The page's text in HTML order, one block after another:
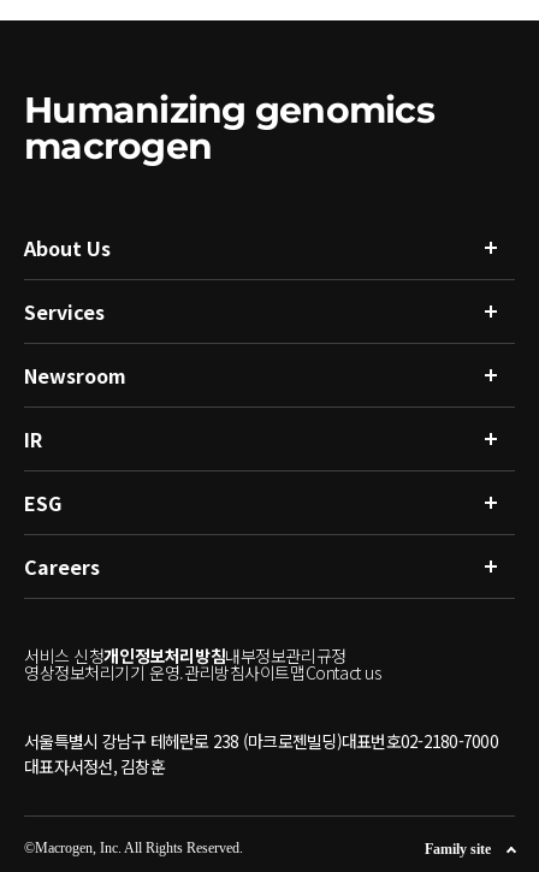
Humanizing genomics
macrogen
About Us
회사소개
글로벌 네트워크
Resource
인체유래물은행
Services
연구분석
싱글셀 & 공간오믹스 분석 서비스
임상분석
마이크로바이옴분석
Newsroom
뉴스
공지사항
IR
재무정보
공시정보
IR소식
ESG
ESG경영
윤리경영
온실가스
Careers
인사제도
서비스 신청개인정보처리방침내부정보관리규정
영상정보처리기기 운영.관리방침사이트맵Contact us
서울특별시 강남구 테헤란로 238 (마크로젠빌딩)대표번호02-2180-7000
대표자서정선, 김창훈
©Macrogen, Inc. All Rights Reserved. Family site